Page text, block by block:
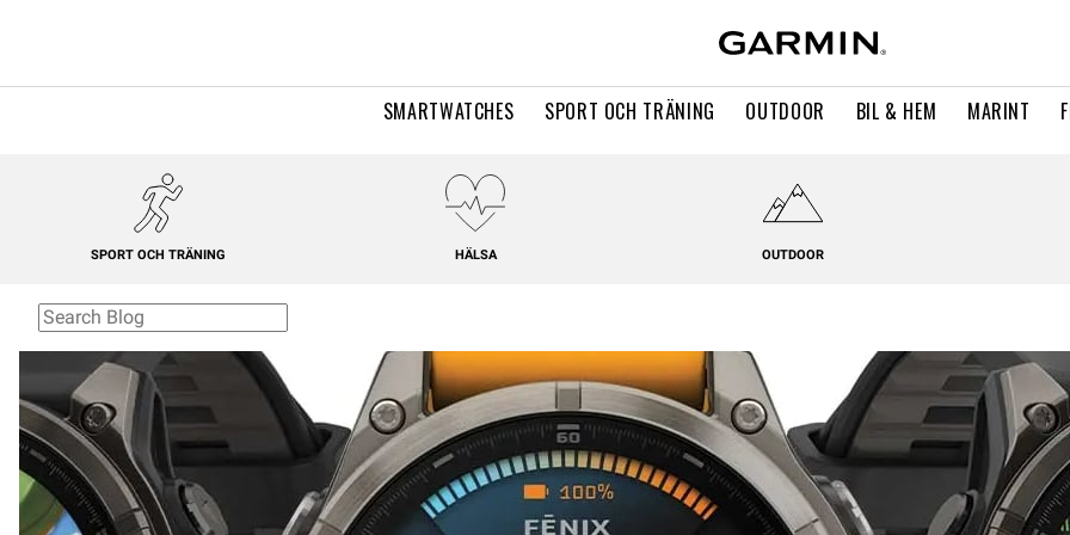
SMARTWATCHES SPORT OCH TRÄNING OUTDOOR BIL & HEM MARINT
SPORT OCH TRÄNING HÄLSA OUTDOOR